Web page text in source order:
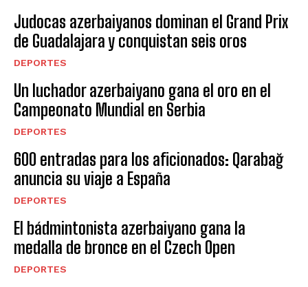
Judocas azerbaiyanos dominan el Grand Prix
de Guadalajara y conquistan seis oros
DEPORTES
Un luchador azerbaiyano gana el oro en el
Campeonato Mundial en Serbia
DEPORTES
600 entradas para los aficionados: Qarabağ
anuncia su viaje a España
DEPORTES
El bádmintonista azerbaiyano gana la
medalla de bronce en el Czech Open
DEPORTES